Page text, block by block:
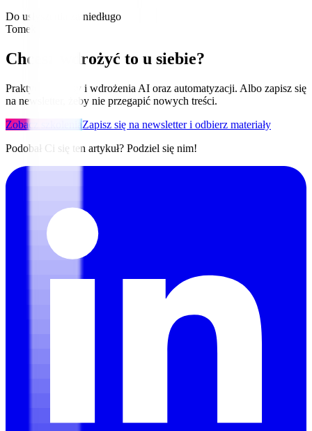
Do usłyszenia za niedługo
Tomek
Chcesz wdrożyć to u siebie?
Praktyczne kursy i wdrożenia AI oraz automatyzacji. Albo zapisz się
na newsletter, żeby nie przegapić nowych treści.
Zobacz szkoleniaZapisz się na newsletter i odbierz materiały
Podobał Ci się ten artykuł? Podziel się nim!